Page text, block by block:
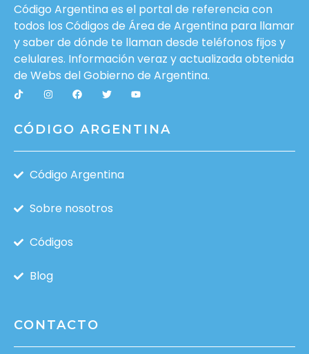
Código Argentina es el portal de referencia con
todos los Códigos de Área de Argentina para llamar
y saber de dónde te llaman desde teléfonos fijos y
celulares. Información veraz y actualizada obtenida
de Webs delGobierno de Argentina.
CÓDIGO ARGENTINA
Código Argentina
Sobre nosotros
Códigos
Blog
CONTACTO